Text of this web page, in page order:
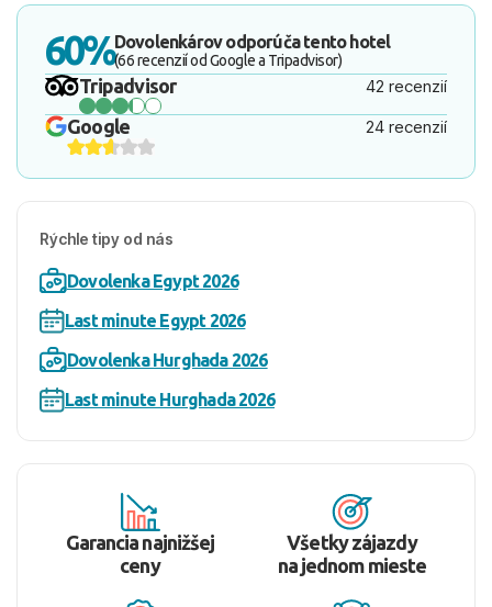
60%Dovolenkárov odporúča tento hotel
(66 recenzií od Google a Tripadvisor)
Tripadvisor 42 recenzií
Google 24 recenzií
Rýchle tipy od nás
Dovolenka Egypt 2026
Last minute Egypt 2026
Dovolenka Hurghada 2026
Last minute Hurghada 2026
Garancia najnižšej
ceny
Všetky zájazdy
na jednom mieste